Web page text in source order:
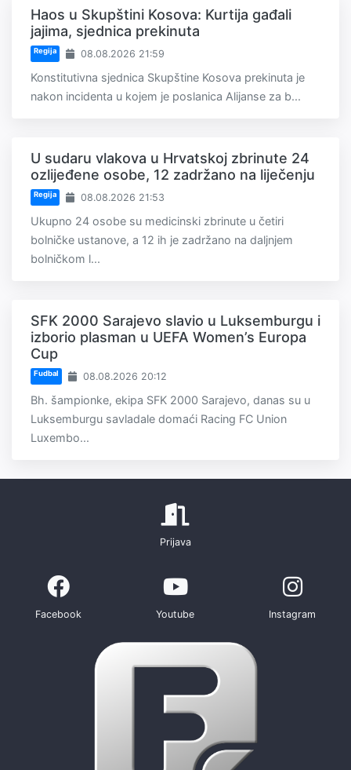
Haos u Skupštini Kosova: Kurtija gađali
jajima, sjednica prekinuta
Regija 08.08.2026 21:59
Konstitutivna sjednica Skupštine Kosova prekinuta je
nakon incidenta u kojem je poslanica Alijanse za b...
U sudaru vlakova u Hrvatskoj zbrinute 24
ozlijeđene osobe, 12 zadržano na liječenju
Regija 08.08.2026 21:53
Ukupno 24 osobe su medicinski zbrinute u četiri
bolničke ustanove, a 12 ih je zadržano na daljnjem
bolničkom l...
SFK 2000 Sarajevo slavio u Luksemburgu i
izborio plasman u UEFA Women’s Europa
Cup
Fudbal 08.08.2026 20:12
Bh. šampionke, ekipa SFK 2000 Sarajevo, danas su u
Luksemburgu savladale domaći Racing FC Union
Luxembo...
Prijava
Facebook Youtube Instagram